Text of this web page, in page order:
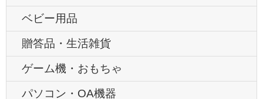
ベビー用品
贈答品・生活雑貨
ゲーム機・おもちゃ
パソコン・OA機器